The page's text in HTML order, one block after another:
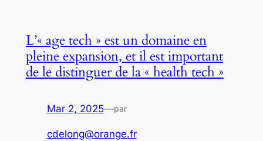
L’« age tech » est un domaine en
pleine expansion, et il est important
de le distinguer de la « health tech »
Mar 2, 2025—par
cdelong@orange.fr